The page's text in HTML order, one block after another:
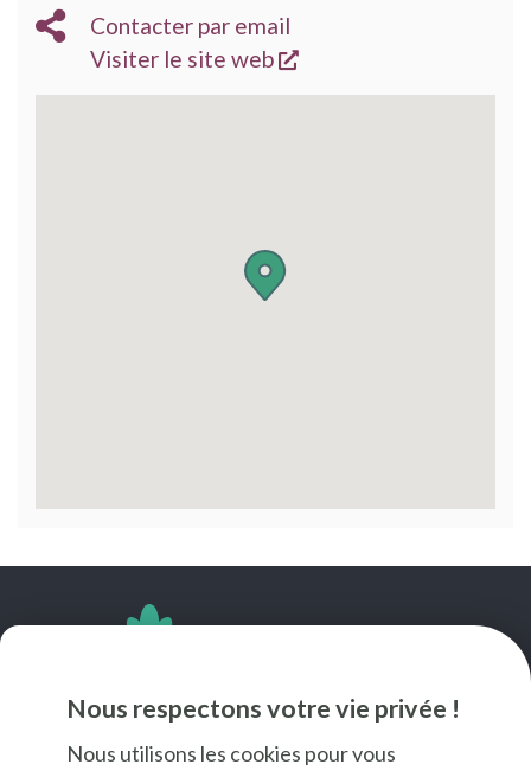
Nous respectons votre vie privée !
Nous utilisons les cookies pour vous
Contacter par email
Visiter le site web
s'ouvre dans une